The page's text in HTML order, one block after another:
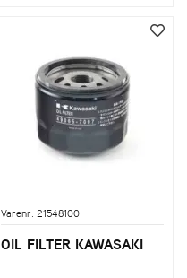
Varenr: 21548100
OIL FILTER KAWASAKI